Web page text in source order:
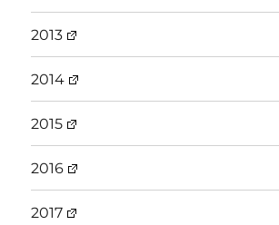
2013
2014
2015
2016
2017